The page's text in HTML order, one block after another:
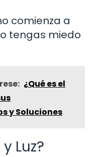
comienza a
tengas miedo
¿Qué es el
y Soluciones
Luz?